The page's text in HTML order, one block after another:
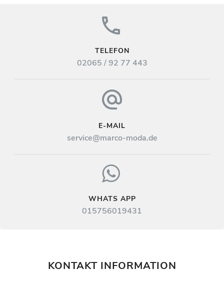
TELEFON
02065 / 92 77 443
E-MAIL
service@marco-moda.de
WHATS APP
015756019431
KONTAKT INFORMATION